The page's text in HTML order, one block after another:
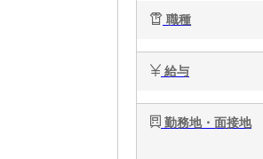
職種
給与
勤務地・面接地